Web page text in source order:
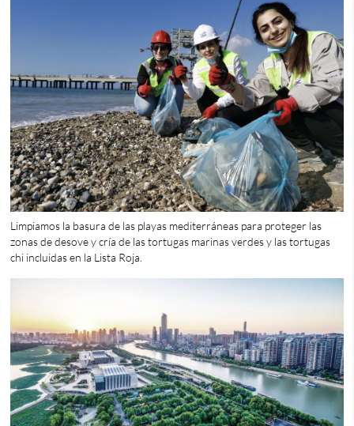
Limpiamos la basura de las playas mediterráneas para proteger las
zonas de desove y cría de las tortugas marinas verdes y las tortugas
chi incluidas en la Lista Roja.